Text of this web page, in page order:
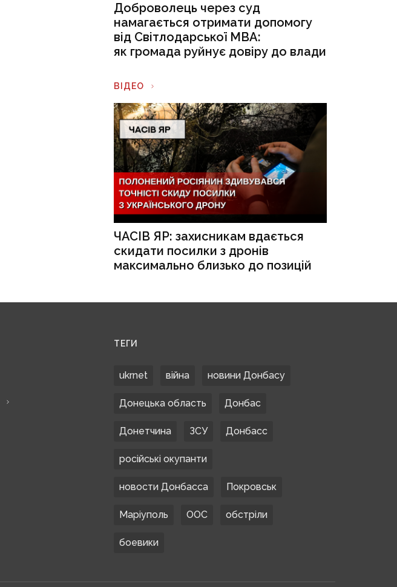
Доброволець через суд
намагається отримати допомогу
від Світлодарської МВА:
як громада руйнує довіру до влади
ВІДЕО
ЧАСІВ ЯР: захисникам вдається
скидати посилки з дронів
максимально близько до позицій
ТЕГИ
ukrnet війна новини Донбасу
Донецька область Донбас
Донетчина ЗСУ Донбасс
російські окупанти
новости Донбасса Покровськ
Маріуполь ООС обстріли
боевики